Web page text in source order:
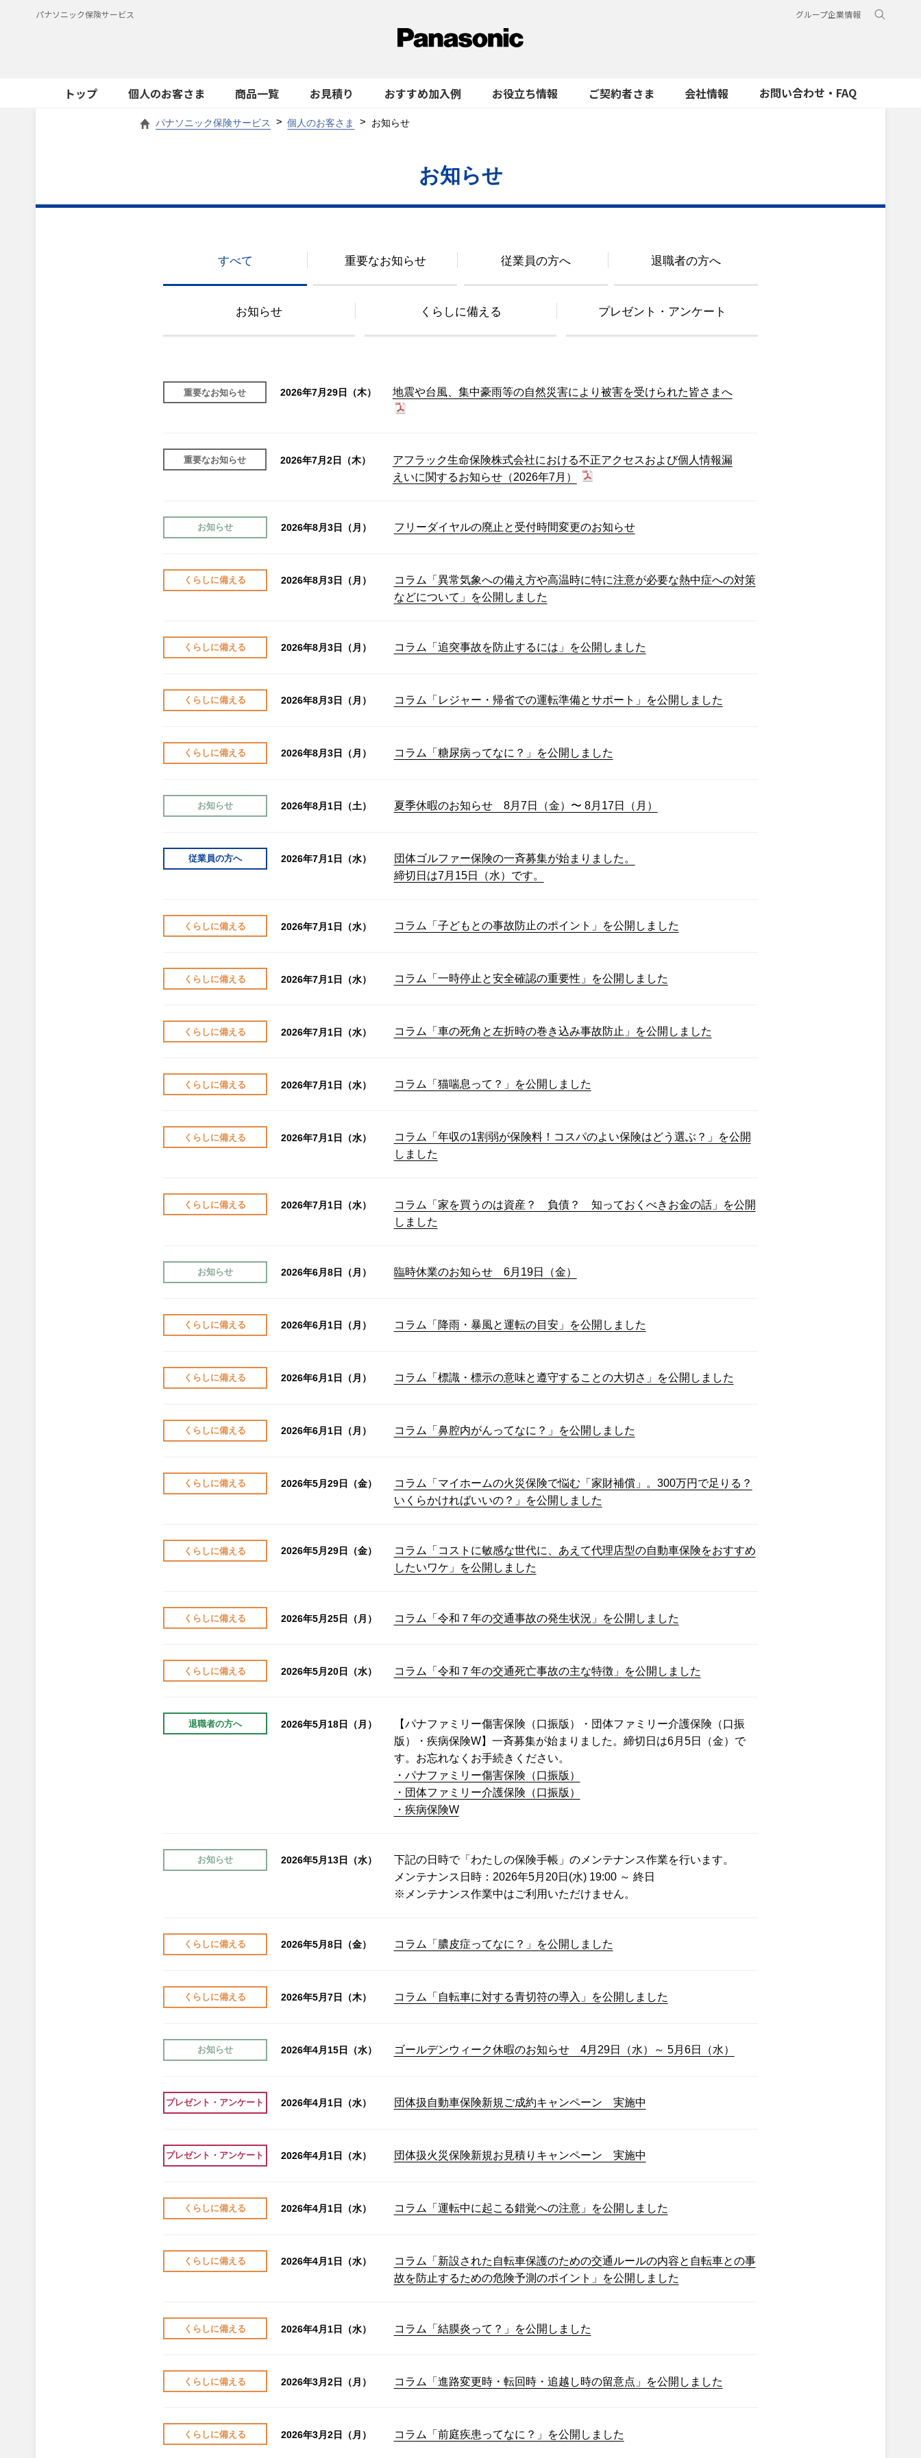
パナソニック保険サービス グループ企業情報
トップ 個人のお客さま 商品一覧 お見積り おすすめ加入例 お役立ち情報 ご契約者さま 会社情報 お問い合わせ・FAQ
パナソニック保険サービス 個人のお客さま お知らせ
お知らせ
すべて 重要なお知らせ 従業員の方へ 退職者の方へ
お知らせ くらしに備える プレゼント・アンケート
重要なお知らせ 2026年7月29日（木） 地震や台風、集中豪雨等の自然災害により被害を受けられた皆さまへ
重要なお知らせ 2026年7月2日（木）
アフラック生命保険株式会社における不正アクセスおよび個人情報漏
えいに関するお知らせ（2026年7月）
お知らせ 2026年8月3日（月） フリーダイヤルの廃止と受付時間変更のお知らせ
くらしに備える 2026年8月3日（月）
コラム「異常気象への備え方や高温時に特に注意が必要な熱中症への対策
などについて」を公開しました
くらしに備える 2026年8月3日（月） コラム「追突事故を防止するには」を公開しました
くらしに備える 2026年8月3日（月） コラム「レジャー・帰省での運転準備とサポート」を公開しました
くらしに備える 2026年8月3日（月） コラム「糖尿病ってなに？」を公開しました
お知らせ 2026年8月1日（土） 夏季休暇のお知らせ 8月7日（金）〜 8月17日（月）
従業員の方へ 2026年7月1日（水）
団体ゴルファー保険の一斉募集が始まりました。
締切日は7月15日（水）です。
くらしに備える 2026年7月1日（水） コラム「子どもとの事故防止のポイント」を公開しました
くらしに備える 2026年7月1日（水） コラム「一時停止と安全確認の重要性」を公開しました
くらしに備える 2026年7月1日（水） コラム「車の死角と左折時の巻き込み事故防止」を公開しました
くらしに備える 2026年7月1日（水） コラム「猫喘息って？」を公開しました
くらしに備える 2026年7月1日（水）
コラム「年収の1割弱が保険料！コスパのよい保険はどう選ぶ？」を公開
しました
くらしに備える 2026年7月1日（水）
コラム「家を買うのは資産？ 負債？ 知っておくべきお金の話」を公開
しました
お知らせ 2026年6月8日（月） 臨時休業のお知らせ 6月19日（金）
くらしに備える 2026年6月1日（月） コラム「降雨・暴風と運転の目安」を公開しました
くらしに備える 2026年6月1日（月） コラム「標識・標示の意味と遵守することの大切さ」を公開しました
くらしに備える 2026年6月1日（月） コラム「鼻腔内がんってなに？」を公開しました
くらしに備える 2026年5月29日（金）
コラム「マイホームの火災保険で悩む「家財補償」。300万円で足りる？
いくらかければいいの？」を公開しました
くらしに備える 2026年5月29日（金）
コラム「コストに敏感な世代に、あえて代理店型の自動車保険をおすすめ
したいワケ」を公開しました
くらしに備える 2026年5月25日（月） コラム「令和７年の交通事故の発生状況」を公開しました
くらしに備える 2026年5月20日（水） コラム「令和７年の交通死亡事故の主な特徴」を公開しました
退職者の方へ 2026年5月18日（月）
【パナファミリー傷害保険（口振版）・団体ファミリー介護保険（口振
版）・疾病保険W】一斉募集が始まりました。締切日は6月5日（金）で
す。お忘れなくお手続きください。
・パナファミリー傷害保険（口振版）
・団体ファミリー介護保険（口振版）
・疾病保険W
お知らせ 2026年5月13日（水）
下記の日時で「わたしの保険手帳」のメンテナンス作業を行います。
メンテナンス日時：2026年5月20日(水) 19:00 ～ 終日
※メンテナンス作業中はご利用いただけません。
くらしに備える 2026年5月8日（金） コラム「膿皮症ってなに？」を公開しました
くらしに備える 2026年5月7日（木） コラム「自転車に対する青切符の導入」を公開しました
お知らせ 2026年4月15日（水） ゴールデンウィーク休暇のお知らせ 4月29日（水）～ 5月6日（水）
プレゼント・アンケート 2026年4月1日（水） 団体扱自動車保険新規ご成約キャンペーン 実施中
プレゼント・アンケート 2026年4月1日（水） 団体扱火災保険新規お見積りキャンペーン 実施中
くらしに備える 2026年4月1日（水） コラム「運転中に起こる錯覚への注意」を公開しました
くらしに備える 2026年4月1日（水）
コラム「新設された自転車保護のための交通ルールの内容と自転車との事
故を防止するための危険予測のポイント」を公開しました
くらしに備える 2026年4月1日（水） コラム「結膜炎って？」を公開しました
くらしに備える 2026年3月2日（月） コラム「進路変更時・転回時・追越し時の留意点」を公開しました
くらしに備える 2026年3月2日（月） コラム「前庭疾患ってなに？」を公開しました